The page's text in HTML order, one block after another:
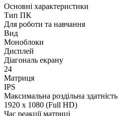
Основні характеристики
Тип ПК
Для роботи та навчання
Вид
Моноблоки
Дисплей
Діагональ екрану
24
Матриця
IPS
Максимальна роздільна здатність
1920 x 1080 (Full HD)
Час реакції матриці